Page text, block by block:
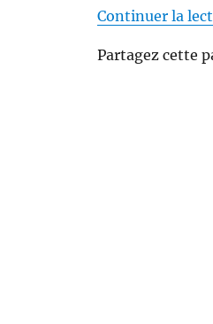
Continuer la
Partagez cette